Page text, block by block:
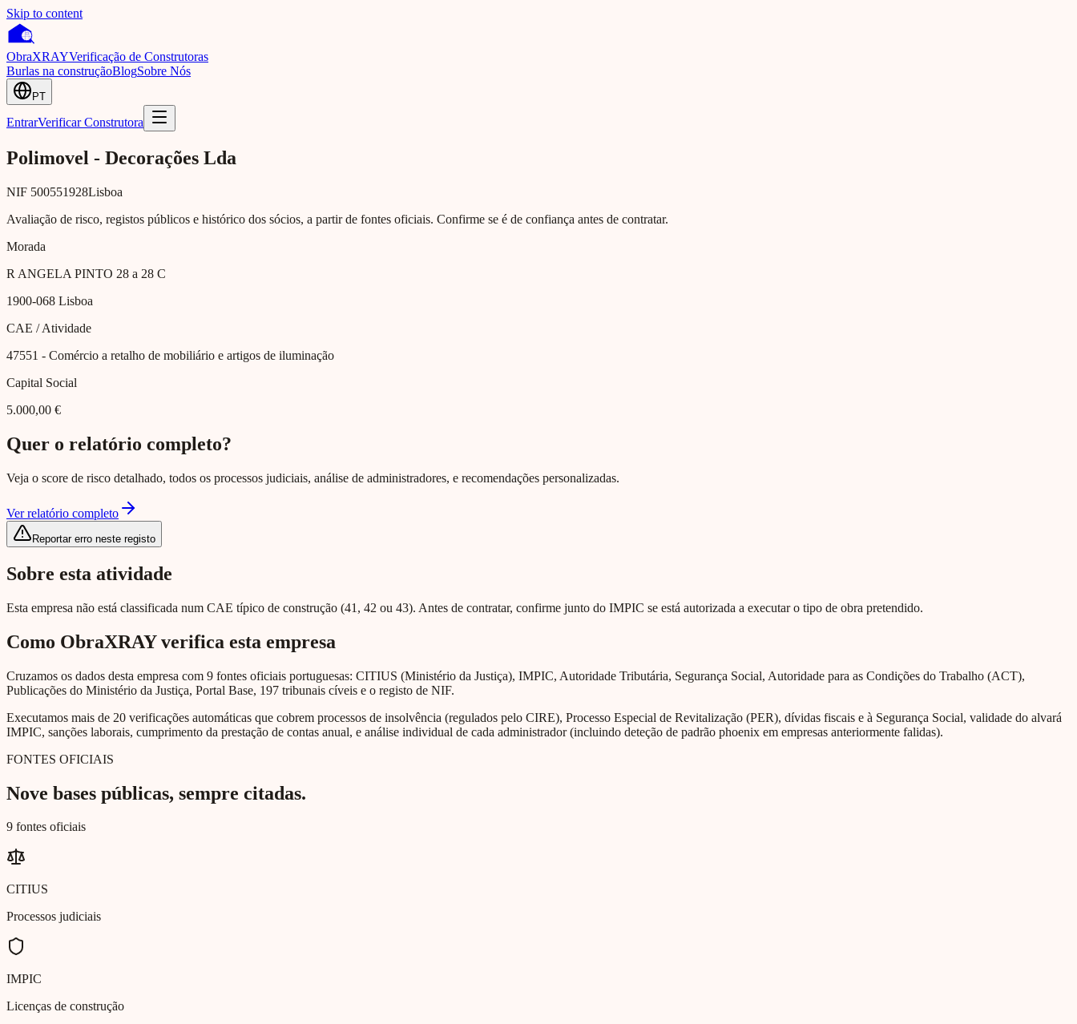
Skip to content
ObraXRAYVerificação de Construtoras
Burlas na construçãoBlogSobre Nós
PT
EntrarVerificar Construtora
Polimovel - Decorações Lda
NIF 500551928Lisboa
Avaliação de risco, registos públicos e histórico dos sócios, a partir de fontes oficiais. Confirme se é de confiança antes de contratar.
Morada
R ANGELA PINTO 28 a 28 C
1900-068 Lisboa
CAE / Atividade
47551 - Comércio a retalho de mobiliário e artigos de iluminação
Capital Social
5.000,00 €
Quer o relatório completo?
Veja o score de risco detalhado, todos os processos judiciais, análise de administradores, e recomendações personalizadas.
Ver relatório completo
Reportar erro neste registo
Sobre esta atividade
Esta empresa não está classificada num CAE típico de construção (41, 42 ou 43). Antes de contratar, confirme junto do IMPIC se está autorizada a executar o tipo de obra pretendido.
Como ObraXRAY verifica esta empresa
Cruzamos os dados desta empresa com 9 fontes oficiais portuguesas: CITIUS (Ministério da Justiça), IMPIC, Autoridade Tributária, Segurança Social, Autoridade para as Condições do Trabalho (ACT),
Publicações do Ministério da Justiça, Portal Base, 197 tribunais cíveis e o registo de NIF.
Executamos mais de 20 verificações automáticas que cobrem processos de insolvência (regulados pelo CIRE), Processo Especial de Revitalização (PER), dívidas fiscais e à Segurança Social, validade do alvará
IMPIC, sanções laborais, cumprimento da prestação de contas anual, e análise individual de cada administrador (incluindo deteção de padrão phoenix em empresas anteriormente falidas).
FONTES OFICIAIS
Nove bases públicas, sempre citadas.
9 fontes oficiais
CITIUS
Processos judiciais
IMPIC
Licenças de construção